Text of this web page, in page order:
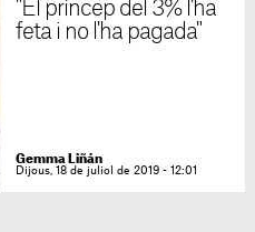
"El príncep del 3% l'ha
feta i no l'ha pagada"
Gemma Liñán
Dijous, 18 de juliol de 2019 - 12:01